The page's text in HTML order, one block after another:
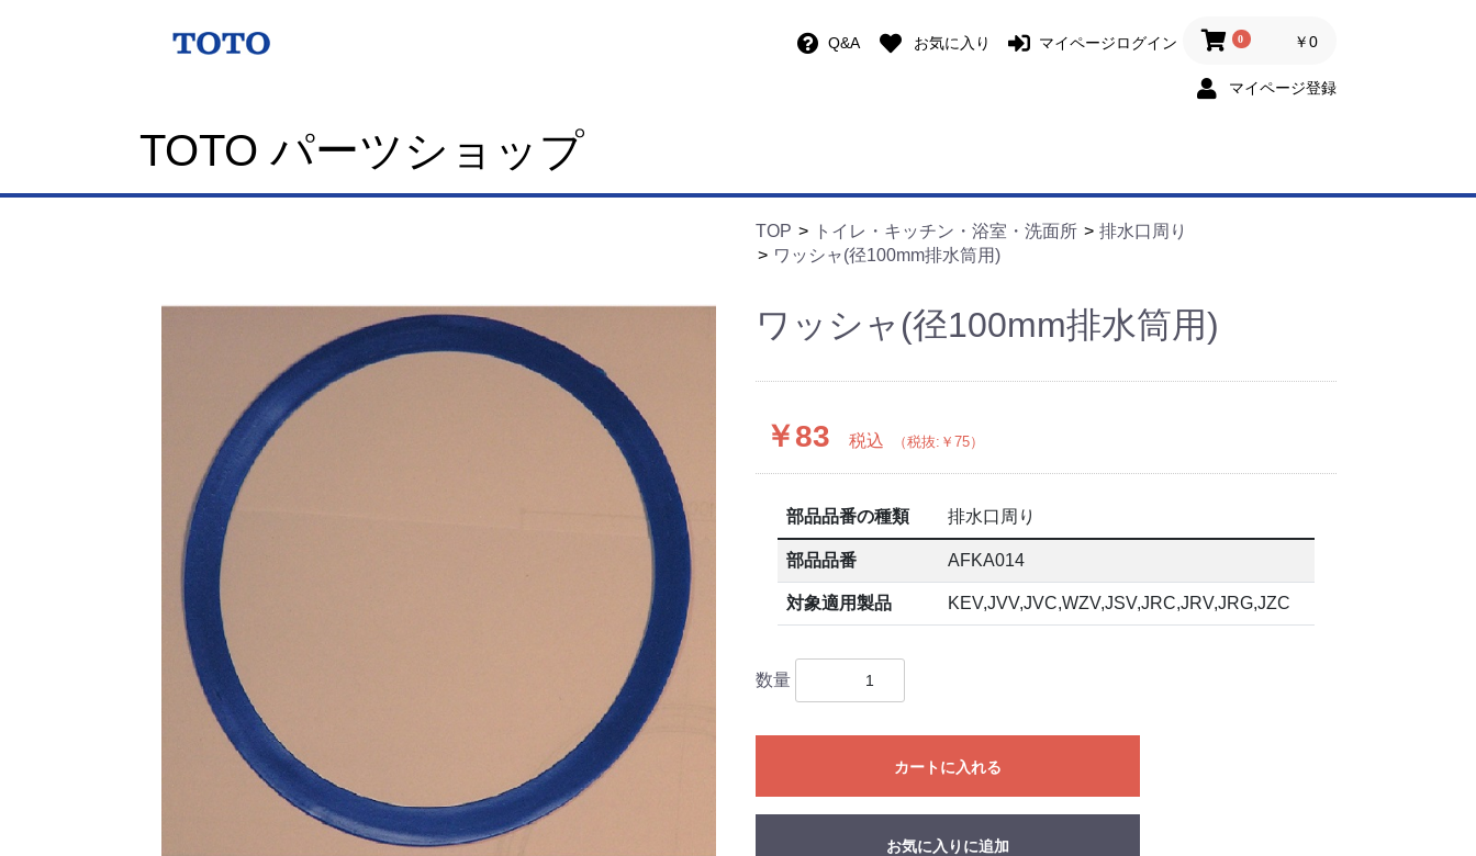
Q&A お気に入り マイページログイン 0 ￥0
マイページ登録
TOTO パーツショップ
TOP トイレ・キッチン・浴室・洗面所
排水口周り
ワッシャ(径100mm排水筒用)
ワッシャ(径100mm排水筒用)
￥83 税込 （税抜:￥75）
部品品番の種類 排水口周り
部品品番 AFKA014
対象適用製品 KEV,JVV,JVC,WZV,JSV,JRC,JRV,JRG,JZC
数量
カートに入れる
お気に入りに追加